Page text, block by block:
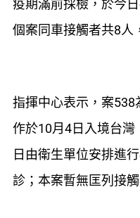
疫期滿前採檢，於今
個案同車接觸者共8人
指揮中心表示，案
作於10月4日入境台
日由衛生單位安排進
診；本案暫無匡列接觸